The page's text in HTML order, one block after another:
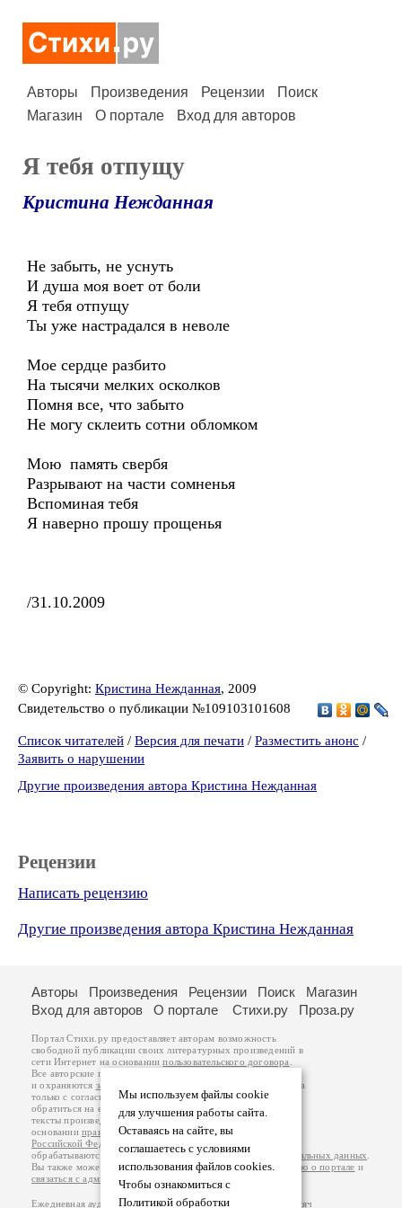
Авторы Произведения Рецензии
Поиск
Магазин
О портале Вход для авторов
Я тебя отпущу
Кристина Нежданная
Не забыть, не уснуть
И душа моя воет от боли
Я тебя отпущу
Ты уже настрадался в неволе
Мое сердце разбито
На тысячи мелких осколков
Помня все, что забыто
Не могу склеить сотни обломком
Мою память свербя
Разрывают на части сомненья
Вспоминая тебя
Я наверно прошу прощенья
/31.10.2009
© Copyright: Кристина Нежданная, 2009
Свидетельство о публикации №109103101608
Список читателей / Версия для печати / Разместить анонс /
Заявить о нарушении
Другие произведения автора Кристина Нежданная
Рецензии
Написать рецензию
Другие произведения автора Кристина Нежданная
Мы используем файлы cookie
для улучшения работы сайта.
Оставаясь на сайте, вы
соглашаетесь с условиями
использования файлов cookies.
Чтобы ознакомиться с
Политикой обработки
Авторы Произведения Рецензии Поиск
Магазин
Вход для авторов
О портале Стихи.ру Проза.ру
Портал Стихи.ру предоставляет авторам возможность
свободной публикации своих литературных произведений в
сети Интернет на основаниипользовательского договора
Все авторские права на произведения принадлежат авторам
и охраняются законом
. Перепечатка произведений возможна
только с согласия его автора, к которому вы можете
обратиться на его авторской странице. Ответственность за
тексты произведений авторы несут самостоятельно на
основанииправил публикацииизаконодательства
Российской Федерации
обрабатываются на основанииПолитики обработки персональных данных
Вы также можете посмотреть более подробнуюинформацию о портале и
связаться с администрацией
Ежедневная аудитория портала Стихи.ру – порядка 200 тысяч